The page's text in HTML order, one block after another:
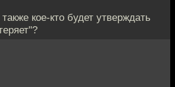
кое-кто будет утверждать